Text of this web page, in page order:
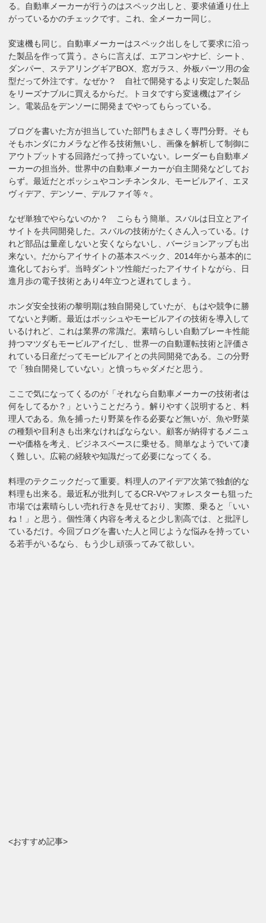
る。自動車メーカーが行うのはスペック出しと、要求値通り仕上
がっているかのチェックです。これ、全メーカー同じ。
変速機も同じ。自動車メーカーはスペック出しをして要求に沿っ
た製品を作って貰う。さらに言えば、エアコンやナビ、シート、
ダンパー、ステアリングギアBOX、窓ガラス、外板パーツ用の金
型だって外注です。なぜか？ 自社で開発するより安定した製品
をリーズナブルに買えるからだ。トヨタですら変速機はアイシ
ン。電装品をデンソーに開発までやってもらっている。
ブログを書いた方が担当していた部門もまさしく専門分野。そも
そもホンダにカメラなど作る技術無いし、画像を解析して制御に
アウトプットする回路だって持っていない。レーダーも自動車メ
ーカーの担当外。世界中の自動車メーカーが自主開発などしてお
らず。最近だとボッシュやコンチネンタル、モービルアイ、エヌ
ヴィデア、デンソー、デルファイ等々。
なぜ単独でやらないのか？ こらもう簡単。スバルは日立とアイ
サイトを共同開発した。スバルの技術がたくさん入っている。け
れど部品は量産しないと安くならないし、バージョンアップも出
来ない。だからアイサイトの基本スペック、2014年から基本的に
進化しておらず。当時ダントツ性能だったアイサイトながら、日
進月歩の電子技術とあり4年立つと遅れてしまう。
ホンダ安全技術の黎明期は独自開発していたが、もはや競争に勝
てないと判断。最近はボッシュやモービルアイの技術を導入して
いるけれど、これは業界の常識だ。素晴らしい自動ブレーキ性能
持つマツダもモービルアイだし、世界一の自動運転技術と評価さ
れている日産だってモービルアイとの共同開発である。この分野
で「独自開発していない」と憤っちゃダメだと思う。
ここで気になってくるのが「それなら自動車メーカーの技術者は
何をしてるか？」ということだろう。解りやすく説明すると、料
理人である。魚を捕ったり野菜を作る必要など無いが、魚や野菜
の種類や目利きも出来なければならない。顧客が納得するメニュ
ーや価格を考え、ビジネスベースに乗せる。簡単なようでいて凄
く難しい。広範の経験や知識だって必要になってくる。
料理のテクニックだって重要。料理人のアイデア次第で独創的な
料理も出来る。最近私が批判してるCR-Vやフォレスターも狙った
市場では素晴らしい売れ行きを見せており、実際、乗ると「いい
ね！」と思う。個性薄く内容を考えると少し割高では、と批評し
ているだけ。今回ブログを書いた人と同じような悩みを持ってい
る若手がいるなら、もう少し頑張ってみて欲しい。
<おすすめ記事>